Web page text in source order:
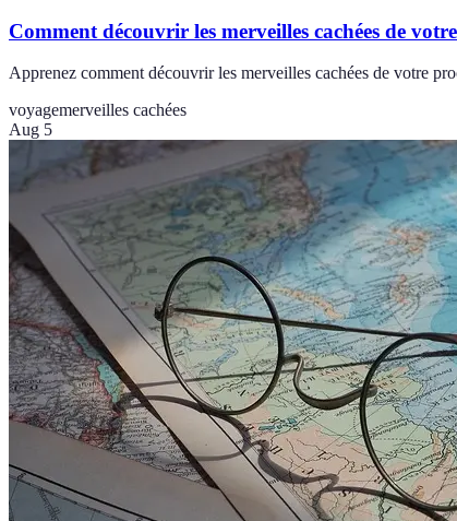
Comment découvrir les merveilles cachées de
Apprenez comment découvrir les merveilles cachées de votre
voyagemerveilles cachées
Aug 5